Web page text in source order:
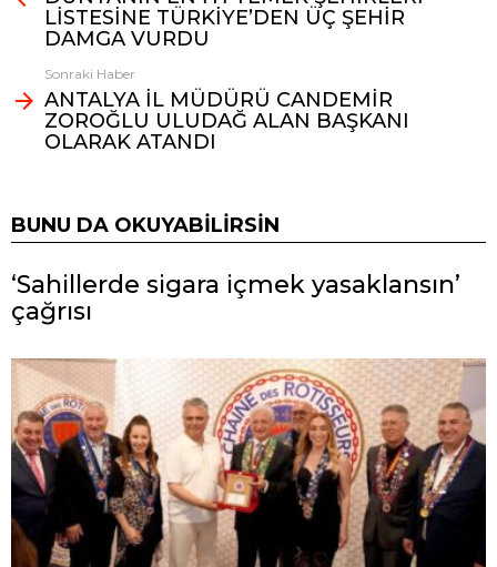
LİSTESİNE TÜRKİYE’DEN ÜÇ ŞEHİR
DAMGA VURDU
Sonraki Haber
ANTALYA İL MÜDÜRÜ CANDEMİR
ZOROĞLU ULUDAĞ ALAN BAŞKANI
OLARAK ATANDI
BUNU DA OKUYABILIRSIN
‘Sahillerde sigara içmek yasaklansın’
çağrısı